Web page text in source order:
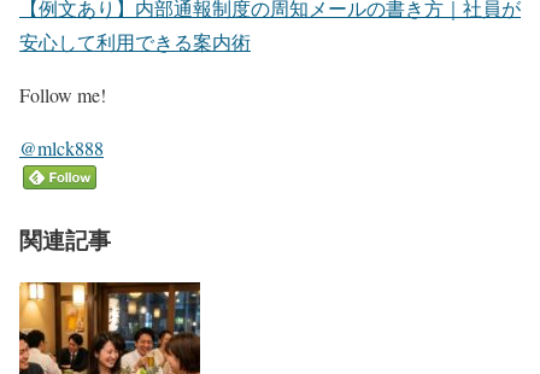
【例文あり】内部通報制度の周知メールの書き方｜社員が
安心して利用できる案内術
Follow me!
@mlck888
関連記事